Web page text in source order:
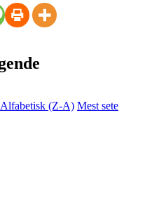
Alfabetisk (Z-A) Mest sete